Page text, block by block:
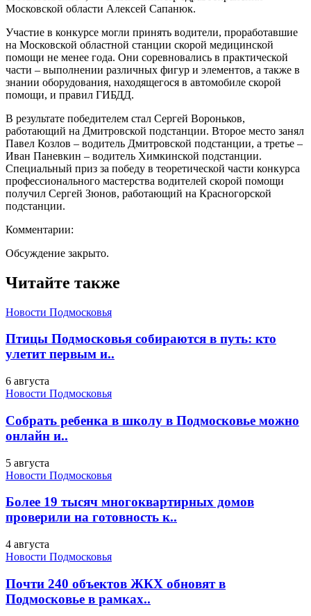
Московской области Алексей Сапанюк.
Участие в конкурсе могли принять водители, проработавшие
на Московской областной станции скорой медицинской
помощи не менее года. Они соревновались в практической
части – выполнении различных фигур и элементов, а также в
знании оборудования, находящегося в автомобиле скорой
помощи, и правил ГИБДД.
В результате победителем стал Сергей Вороньков,
работающий на Дмитровской подстанции. Второе место занял
Павел Козлов – водитель Дмитровской подстанции, а третье –
Иван Паневкин – водитель Химкинской подстанции.
Специальный приз за победу в теоретической части конкурса
профессионального мастерства водителей скорой помощи
получил Сергей Зюнов, работающий на Красногорской
подстанции.
Комментарии:
Обсуждение закрыто.
Читайте также
Новости Подмосковья
Птицы Подмосковья собираются в путь: кто
улетит первым и..
6 августа
Новости Подмосковья
Собрать ребенка в школу в Подмосковье можно
онлайн и..
5 августа
Новости Подмосковья
Более 19 тысяч многоквартирных домов
проверили на готовность к..
4 августа
Новости Подмосковья
Почти 240 объектов ЖКХ обновят в
Подмосковье в рамках..